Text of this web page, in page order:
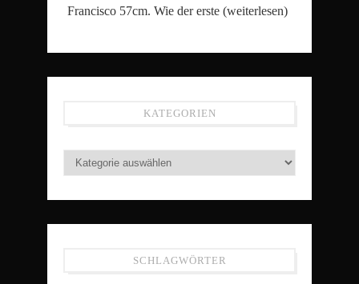
Francisco 57cm. Wie der erste (weiterlesen)
KATEGORIEN
SCHLAGWÖRTER